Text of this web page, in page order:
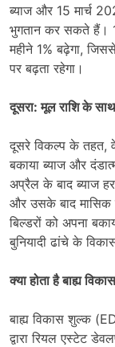
ब्याज और 15 मार्च
भुगतान कर सकते हैं।
महीने 1% बढ़ेगा,
पर बढ़ता रहेगा।
दूसरा: मूल राशि के
दूसरे विकल्प के तहत,
बकाया ब्याज और
अप्रैल के बाद ब्याज
और उसके बाद मासिक
बिल्डरों को अपना
बुनियादी ढांचे के
क्या होता है बाह्य
बाह्य विकास शुल्क
द्वारा रियल एस्टेट